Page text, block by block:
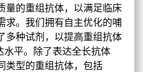
量的重组抗体，以满足临床
求。我们拥有自主优化的哺
多种试剂，以提高重组抗体
平。除了表达全长抗体
类型的重组抗体，包括